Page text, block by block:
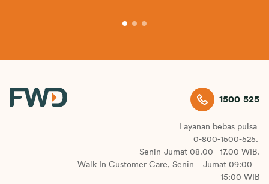
1500 525
Layanan bebas pulsa
0-800-1500-525.
Senin-Jumat 08.00 - 17.00 WIB.
Walk In Customer Care, Senin – Jumat 09:00 –
15:00 WIB